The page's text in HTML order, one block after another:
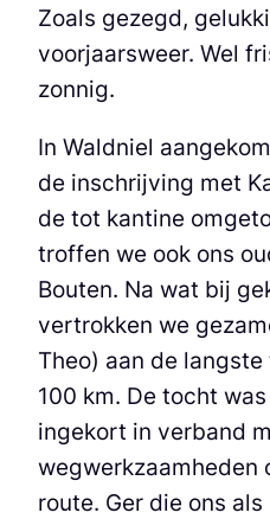
Zoals gezegd,
voorjaarsweer. Wel
zonnig.
In Waldniel
de inschrijving met
de tot kantine
troffen we ook ons
Bouten. Na wat bij
vertrokken we
Theo) aan de
100 km. De tocht
ingekort in verband
wegwerkzaamheden
route. Ger die ons